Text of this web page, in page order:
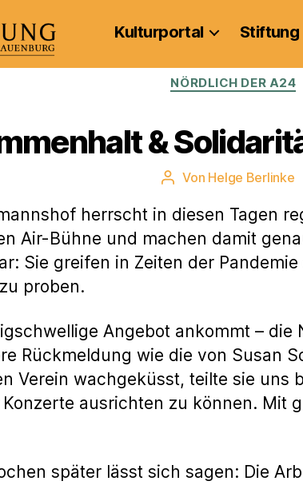
Kulturportal Stiftung
NÖRDLICH DER A24
&
Beitragsautor
Von Helge Berlinke
herrscht in diesen Tagen
Air-Bühne und machen damit
Sie greifen in Zeiten der
proben.
Angebot ankommt –
Rückmeldung wie die von Susan
Verein wachgeküsst, teilte sie
ausrichten zu können. Mit
später lässt sich sagen: Die